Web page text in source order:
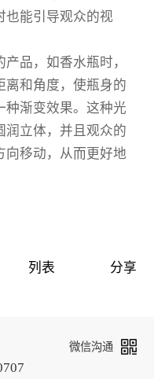
也能引导观众的视
品，如香水瓶时，
离和角度，使瓶身的
种渐变效果。这种光
润立体，并且观众的
向移动，从而更好地
列表 分享
微信沟通